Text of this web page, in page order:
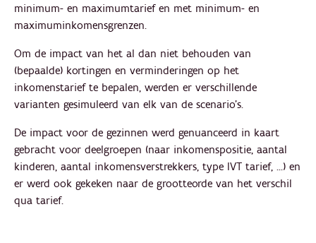
minimum- en maximumtarief en met minimum- en
maximum­inkomensgrenzen.
Om de impact van het al dan niet behouden van
(bepaalde) kortingen en verminderingen op het
inkomenstarief te bepalen, werden er verschillende
varianten gesimuleerd van elk van de scenario’s.
De impact voor de gezinnen werd genuanceerd in kaart
gebracht voor deelgroepen (naar inkomenspositie, aantal
kinderen, aantal inkomensverstrekkers, type IVT tarief, …) en
er werd ook gekeken naar de grootteorde van het verschil
qua tarief.